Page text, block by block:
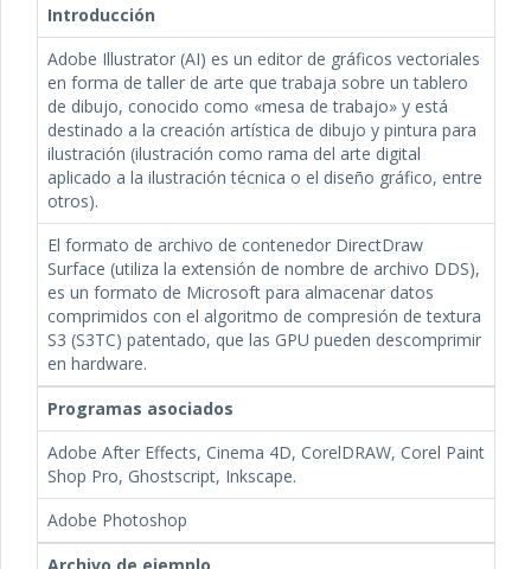
Introducción
Adobe Illustrator (AI) es un editor de gráficos vectoriales
en forma de taller de arte que trabaja sobre un tablero
de dibujo, conocido como «mesa de trabajo» y está
destinado a la creación artística de dibujo y pintura para
ilustración (ilustración como rama del arte digital
aplicado a la ilustración técnica o el diseño gráfico, entre
otros).
El formato de archivo de contenedor DirectDraw
Surface (utiliza la extensión de nombre de archivo DDS),
es un formato de Microsoft para almacenar datos
comprimidos con el algoritmo de compresión de textura
S3 (S3TC) patentado, que las GPU pueden descomprimir
en hardware.
Programas asociados
Adobe After Effects, Cinema 4D, CorelDRAW, Corel Paint
Shop Pro, Ghostscript, Inkscape.
Adobe Photoshop